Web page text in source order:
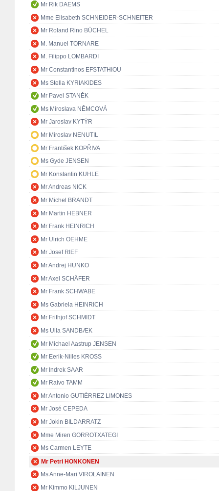
Mr Rik DAEMS
Mme Elisabeth SCHNEIDER-SCHNEITER
Mr Roland Rino BÜCHEL
M. Manuel TORNARE
M. Filippo LOMBARDI
Mr Constantinos EFSTATHIOU
Ms Stella KYRIAKIDES
Mr Pavel STANĚK
Ms Miroslava NĚMCOVÁ
Mr Jaroslav KYTÝR
Mr Miroslav NENUTIL
Mr František KOPŘIVA
Ms Gyde JENSEN
Mr Konstantin KUHLE
Mr Andreas NICK
Mr Michel BRANDT
Mr Martin HEBNER
Mr Frank HEINRICH
Mr Ulrich OEHME
Mr Josef RIEF
Mr Andrej HUNKO
Mr Axel SCHÄFER
Mr Frank SCHWABE
Ms Gabriela HEINRICH
Mr Frithjof SCHMIDT
Ms Ulla SANDBÆK
Mr Michael Aastrup JENSEN
Mr Eerik-Niiles KROSS
Mr Indrek SAAR
Mr Raivo TAMM
Mr Antonio GUTIÉRREZ LIMONES
Mr José CEPEDA
Mr Jokin BILDARRATZ
Mme Miren GORROTXATEGI
Ms Carmen LEYTE
Mr Petri HONKONEN
Ms Anne-Mari VIROLAINEN
Mr Kimmo KILJUNEN